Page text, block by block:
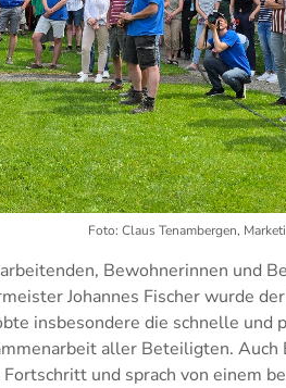
Foto: Claus Tenambergen,
Bewohnerinnen und
Johannes Fischer wurde
insbesondere die schnelle
aller Beteiligten.
und sprach von einem